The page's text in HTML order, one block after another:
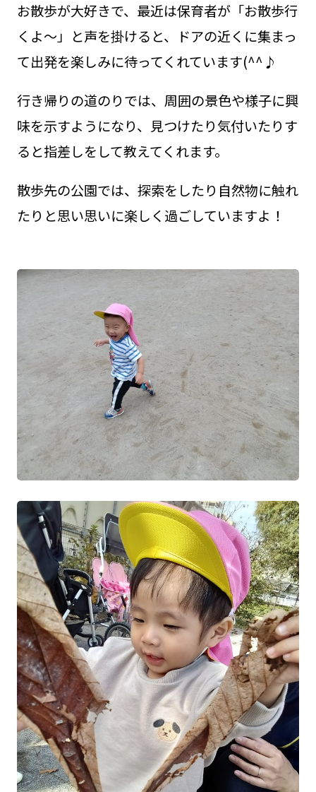
お散歩が大好きで、最近は保育者が「お散歩行
くよ～」と声を掛けると、ドアの近くに集まっ
て出発を楽しみに待ってくれています(^^♪
行き帰りの道のりでは、周囲の景色や様子に興
味を示すようになり、見つけたり気付いたりす
ると指差しをして教えてくれます。
散歩先の公園では、探索をしたり自然物に触れ
たりと思い思いに楽しく過ごしていますよ！